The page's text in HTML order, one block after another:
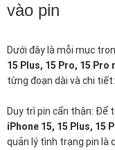
vào pin
Dưới đây là mỗi mục
15 Plus, 15 Pro, 15 Pro
từng đoạn dài và chi tiết:
Duy trì pin cẩn thận: Để
iPhone 15, 15 Plus, 15
quản lý tình trạng pin là